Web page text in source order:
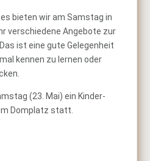
bieten wir am Samstag in
verschiedene Angebote zur
ist eine gute Gelegenheit
kennen zu lernen oder
(23. Mai) ein Kinder-
Domplatz statt.